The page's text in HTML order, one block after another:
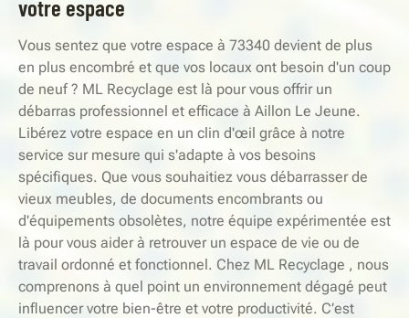
votre espace
Vous sentez que votre espace à 73340 devient de plus
en plus encombré et que vos locaux ont besoin d'un coup
de neuf ? ML Recyclage est là pour vous offrir un
débarras professionnel et efficace à Aillon Le Jeune.
Libérez votre espace en un clin d'œil grâce à notre
service sur mesure qui s'adapte à vos besoins
spécifiques. Que vous souhaitiez vous débarrasser de
vieux meubles, de documents encombrants ou
d'équipements obsolètes, notre équipe expérimentée est
là pour vous aider à retrouver un espace de vie ou de
travail ordonné et fonctionnel. Chez ML Recyclage , nous
comprenons à quel point un environnement dégagé peut
influencer votre bien-être et votre productivité. C’est